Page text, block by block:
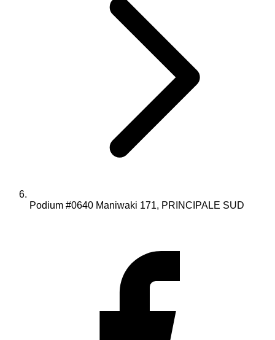
Podium #0640 Maniwaki 171, PRINCIPALE SUD